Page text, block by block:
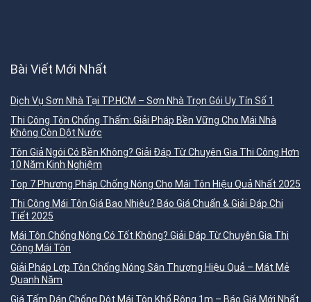
Bài Viết Mới Nhất
Dịch Vụ Sơn Nhà Tại TP.HCM – Sơn Nhà Trọn Gói Uy Tín Số 1
Thi Công Tôn Chống Thấm: Giải Pháp Bền Vững Cho Mái Nhà
Không Còn Dột Nước
Tôn Giả Ngói Có Bền Không? Giải Đáp Từ Chuyên Gia Thi Công Hơn
10 Năm Kinh Nghiệm
Top 7 Phương Pháp Chống Nóng Cho Mái Tôn Hiệu Quả Nhất 2025
Thi Công Mái Tôn Giá Bao Nhiêu? Báo Giá Chuẩn & Giải Đáp Chi
Tiết 2025
Mái Tôn Chống Nóng Có Tốt Không? Giải Đáp Từ Chuyên Gia Thi
Công Mái Tôn
Giải Pháp Lợp Tôn Chống Nóng Sân Thượng Hiệu Quả – Mát Mẻ
Quanh Năm
Giá Tấm Dán Chống Dột Mái Tôn Khổ Rộng 1m – Báo Giá Mới Nhất